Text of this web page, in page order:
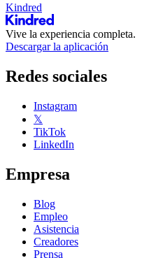
Kindred
Vive la experiencia completa.
Descargar la aplicación
Redes sociales
Instagram
𝕏
TikTok
LinkedIn
Empresa
Blog
Empleo
Asistencia
Creadores
Prensa